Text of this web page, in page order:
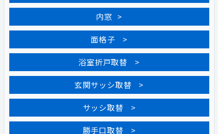
内窓
面格子
浴室折戸取替
玄関サッシ取替
サッシ取替
勝手口取替